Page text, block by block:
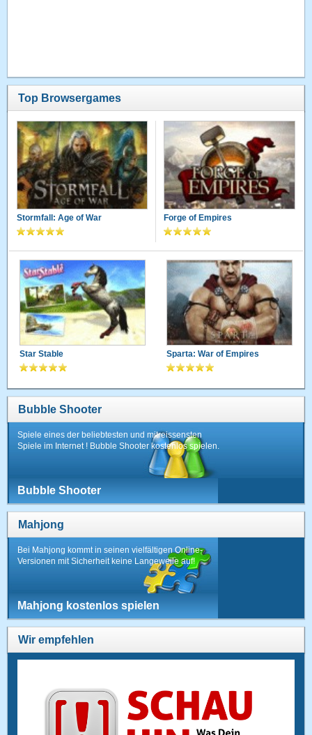
Top Browsergames
Stormfall: Age of War Forge of Empires
Star Stable Sparta: War of Empires
Bubble Shooter
Spiele eines der beliebtesten und mitreissensten
Spiele im Internet ! Bubble Shooter kostenlos spielen.
Bubble Shooter
Mahjong
Bei Mahjong kommt in seinen vielfältigen Online-
Versionen mit Sicherheit keine Langeweile auf!
Mahjong kostenlos spielen
Wir empfehlen